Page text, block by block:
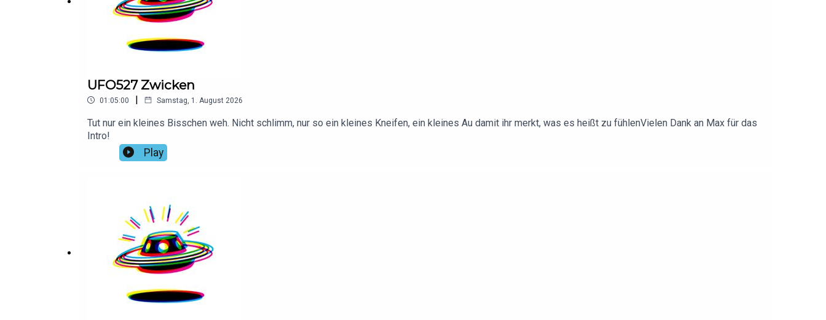
UFO527 Zwicken
01:05:00 | Samstag, 1. August 2026
Tut nur ein kleines Bisschen weh. Nicht schlimm, nur so ein kleines Kneifen, ein kleines Au damit ihr merkt, was es heißt zu fühlenVielen Dank an Max für das
Intro!
Play